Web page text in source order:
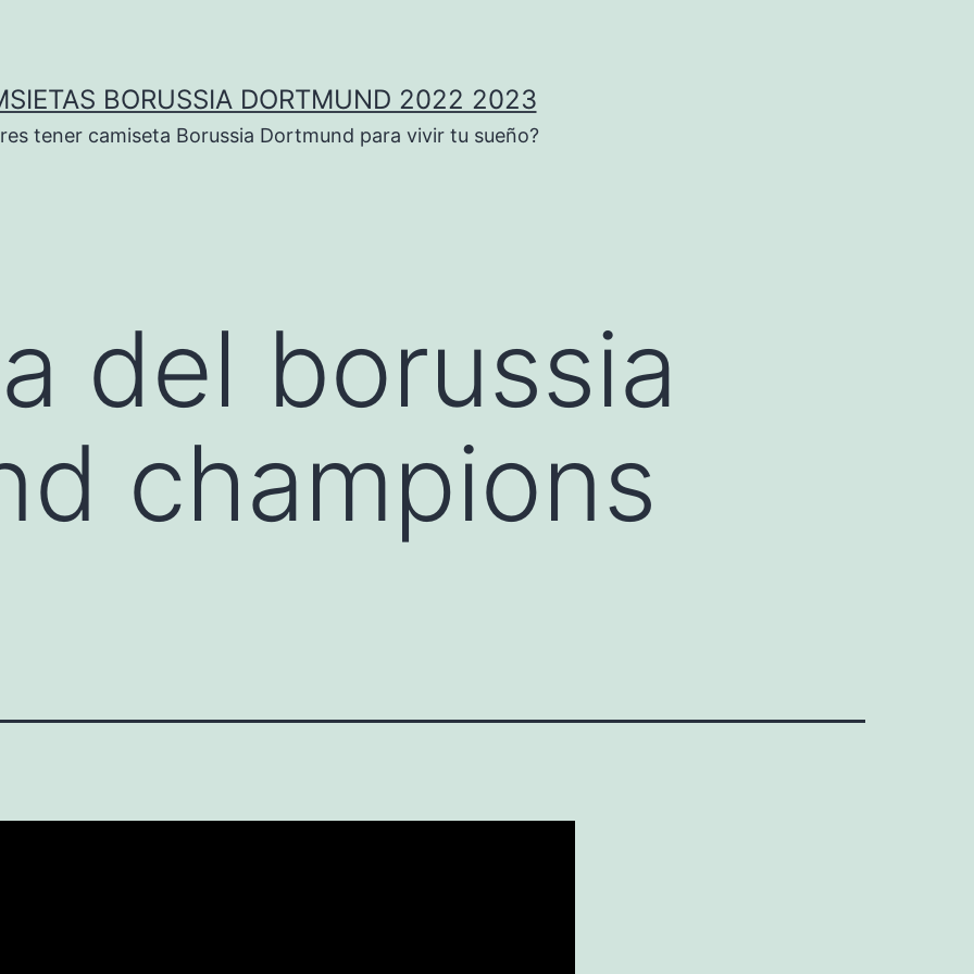
BORUSSIA DORTMUND 2022 2023
tener camiseta Borussia Dortmund para vivir tu sueño?
del borussia
champions